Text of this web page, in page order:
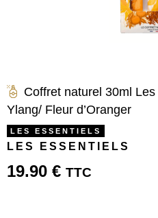
Coffret naturel 30ml
Ylang/ Fleur d’Oranger
LES ESSENTIELS
LES ESSENTIELS
19.90 € TTC